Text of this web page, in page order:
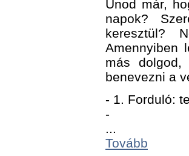
Unod már,
napok?
keresztül?
Amennyiben
más
benevezni a
- 1. Forduló:
-
...
Tovább